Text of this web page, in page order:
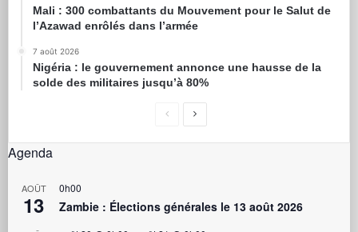
Mali : 300 combattants du Mouvement pour le Salut de
l’Azawad enrôlés dans l’armée
7 août 2026
Nigéria : le gouvernement annonce une hausse de la
solde des militaires jusqu’à 80%
Agenda
AOÛT
13
0h00
Zambie : Élections générales le 13 août 2026